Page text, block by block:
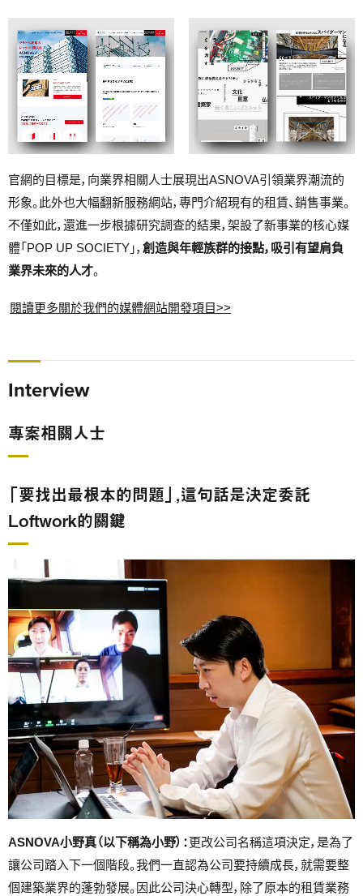
官網的目標是，向業界相關人士展現出ASNOVA引領業界潮流的
形象。此外也大幅翻新服務網站，專門介紹現有的租賃、銷售事業。
不僅如此，還進一步根據研究調查的結果，架設了新事業的核心媒
體「POP UP SOCIETY」， 創造與年輕族群的接點，吸引有望肩負
業界未來的人才。
閱讀更多關於我們的媒體網站開發項目>>
Interview
專案相關人士
「要找出最根本的問題」，這句話是決定委託
Loftwork的關鍵
ASNOVA小野真（以下稱為小野）：更改公司名稱這項決定，是為了
讓公司踏入下一個階段。我們一直認為公司要持續成長，就需要整
個建築業界的蓬勃發展。因此公司決心轉型，除了原本的租賃業務